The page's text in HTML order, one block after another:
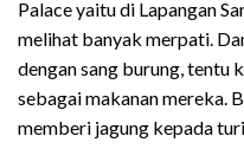
Palace yaitu di Lapangan
melihat banyak merpati.
dengan sang burung, tentu
sebagai makanan mereka.
memberi jagung kepada